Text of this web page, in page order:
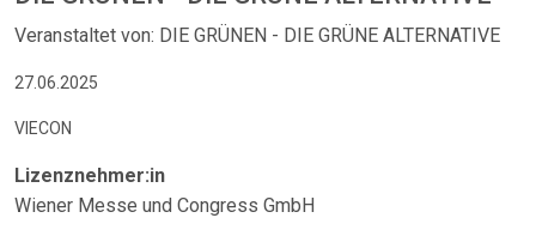
Veranstaltet von: DIE GRÜNEN - DIE GRÜNE ALTERNATIVE
27.06.2025
VIECON
Lizenznehmer:in
Wiener Messe und Congress GmbH